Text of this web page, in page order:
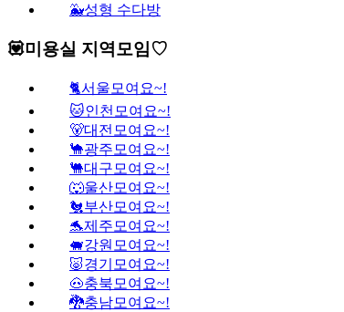
🐳성형 수다방
💟미용실 지역모임♡
🐈서울모여요~!
🐱인천모여요~!
🐻대전모여요~!
🐪광주모여요~!
🐫대구모여요~!
🐺울산모여요~!
🐔부산모여요~!
🐬제주모여요~!
🐖강원모여요~!
🐷경기모여요~!
🐽충북모여요~!
🐉충남모여요~!